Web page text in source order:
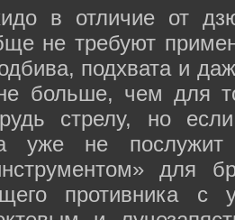
в отличие от
не требуют
подхвата и
больше, чем для
стрелу, но
уже не
для
противника с